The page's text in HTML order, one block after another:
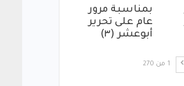
بمناسبة مرور
عام على تحرير
أبوعشر (٣)
1 من 270